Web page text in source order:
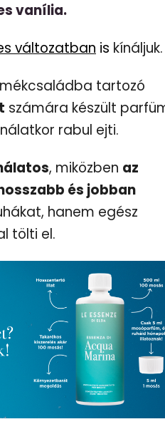
vanília.
változatban is kínáljuk.
tartozó
számára készült
rabul ejti.
, miközben az
és jobban
hanem egész
tölti el.